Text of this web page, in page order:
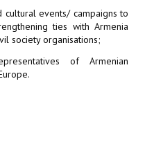
events/ campaigns to
ties with Armenia
society organisations;
of Armenian